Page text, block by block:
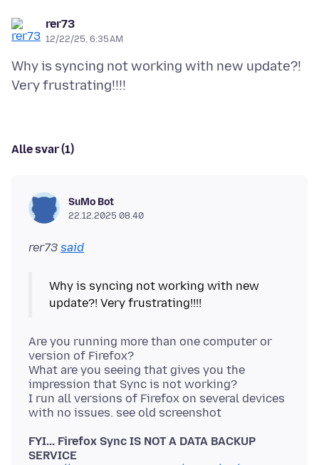
rer73
12/22/25, 6:35 AM
Why is syncing not working with new update?!
Alle svar (1)
SuMo Bot
22.12.2025 08.40
rer73 said
Why is syncing not working with new
Are you running more than one computer or
version of Firefox?
What are you seeing that gives you the
impression that Sync is not working?
I run all versions of Firefox on several devices
FYI... Firefox Sync IS NOT A DATA BACKUP
SERVICE